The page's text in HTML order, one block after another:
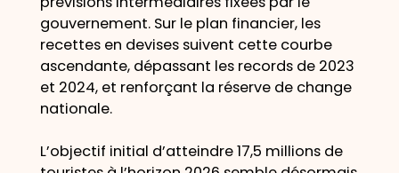
gouvernement. Sur le plan financier, les
recettes en devises suivent cette courbe
ascendante, dépassant les records de 2023
et 2024, et renforçant la réserve de change
nationale.
L’objectif initial d’atteindre 17,5 millions de